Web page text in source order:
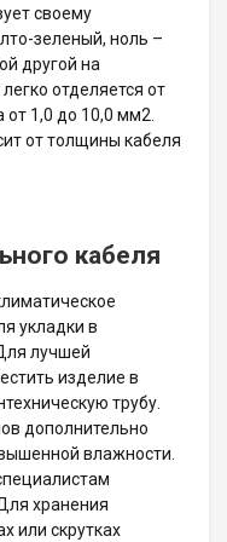
своему
зеленый, ноль –
другой на
отделяется от
от 1,0 до 10,0 мм2.
от толщины кабеля
кабеля
укладки в
лучшей
изделие в
трубу.
дополнительно
влажности.
хранения
или скрутках